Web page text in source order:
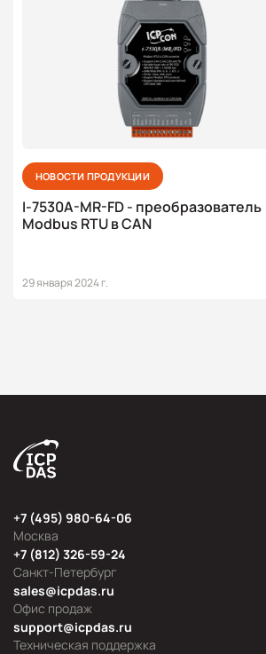
НОВОСТИ ПРОДУКЦИИ
I-7530A-MR-FD - преобразователь
Modbus RTU в CAN
29 января 2024 г.
Москва
+7 (495) 980-64-06
Офис продаж
sales@icpdas.ru
Санкт-Петербург
+7 (812) 326-59-24
Техническая поддержка
support@icpdas.ru